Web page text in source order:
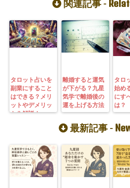
関連記事 -
タロット占いを
副業にすること
はできる？メリ
ットやデメリッ
トを解説！
離婚すると運気
が下がる？九星
気学で離婚後の
運を上げる方法
タロ
始め
にす
は？
最新記事 -